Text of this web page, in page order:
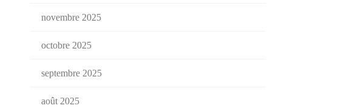
novembre 2025
octobre 2025
septembre 2025
août 2025